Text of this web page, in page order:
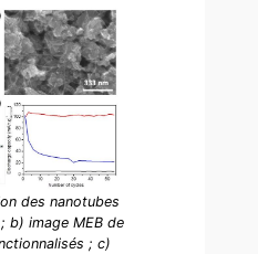
des nanotubes
b) image MEB de
; c)